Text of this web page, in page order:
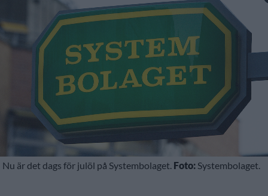
Nu är det dags för julöl på Systembolaget. Foto: Systembolaget.